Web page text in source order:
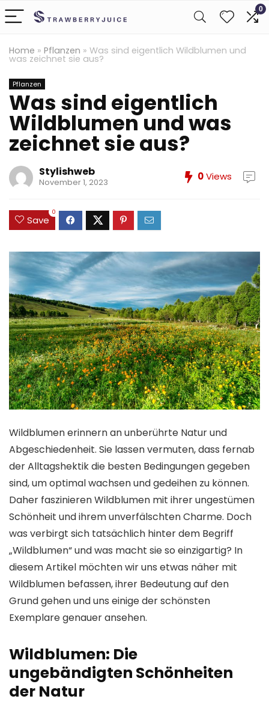
0
Home » Pflanzen » Was sind eigentlich Wildblumen und
was zeichnet sie aus?
Pflanzen
Was sind eigentlich
Wildblumen und was
zeichnet sie aus?
Stylishweb
November 1, 2023 0Views
Save
0
Wildblumen erinnern an unberührte Natur und
Abgeschiedenheit. Sie lassen vermuten, dass fernab
der Alltagshektik die besten Bedingungen gegeben
sind, um optimal wachsen und gedeihen zu können.
Daher faszinieren Wildblumen mit ihrer ungestümen
Schönheit und ihrem unverfälschten Charme. Doch
was verbirgt sich tatsächlich hinter dem Begriff
„Wildblumen“ und was macht sie so einzigartig? In
diesem Artikel möchten wir uns etwas näher mit
Wildblumen befassen, ihrer Bedeutung auf den
Grund gehen und uns einige der schönsten
Exemplare genauer ansehen.
Wildblumen: Die
ungebändigten Schönheiten
der Natur